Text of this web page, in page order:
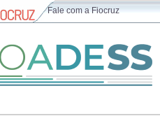
Fale com a Fiocruz